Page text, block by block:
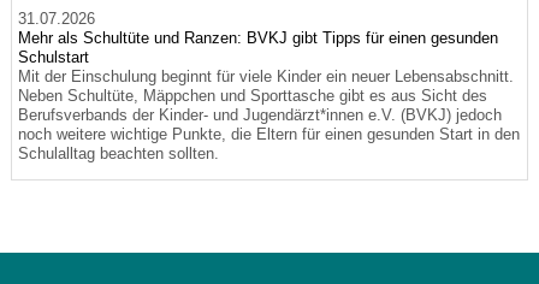
31.07.2026
Mehr als Schultüte und Ranzen: BVKJ gibt Tipps für einen gesunden
Schulstart
Mit der Einschulung beginnt für viele Kinder ein neuer Lebensabschnitt.
Neben Schultüte, Mäppchen und Sporttasche gibt es aus Sicht des
Berufsverbands der Kinder- und Jugendärzt*innen e.V. (BVKJ) jedoch
noch weitere wichtige Punkte, die Eltern für einen gesunden Start in den
Schulalltag beachten sollten.